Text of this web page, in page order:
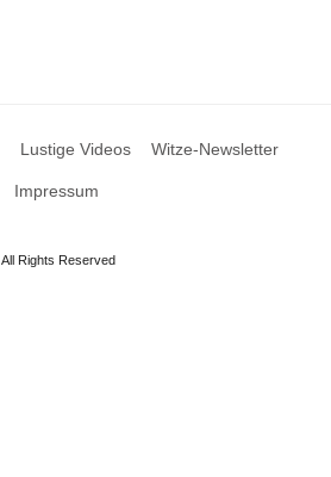
Lustige Videos Witze-Newsletter
Impressum
All Rights Reserved